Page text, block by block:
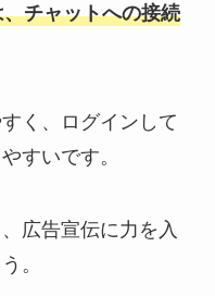
チャットへの接続
く、ログインして
すいです。
広告宣伝に力を入
。